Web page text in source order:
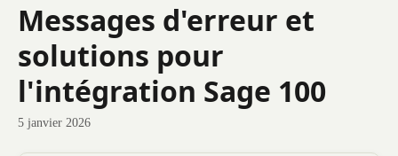
Messages d'erreur et
solutions pour
l'intégration Sage 100
5 janvier 2026